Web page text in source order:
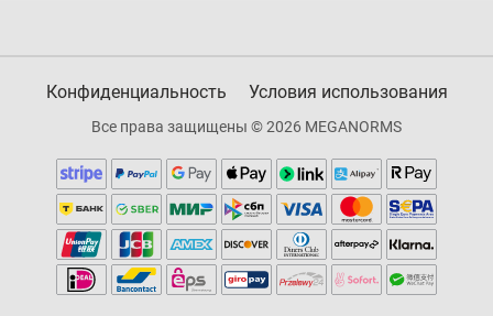
Конфиденциальность Условия использования
Все права защищены © 2026 MEGANORMS